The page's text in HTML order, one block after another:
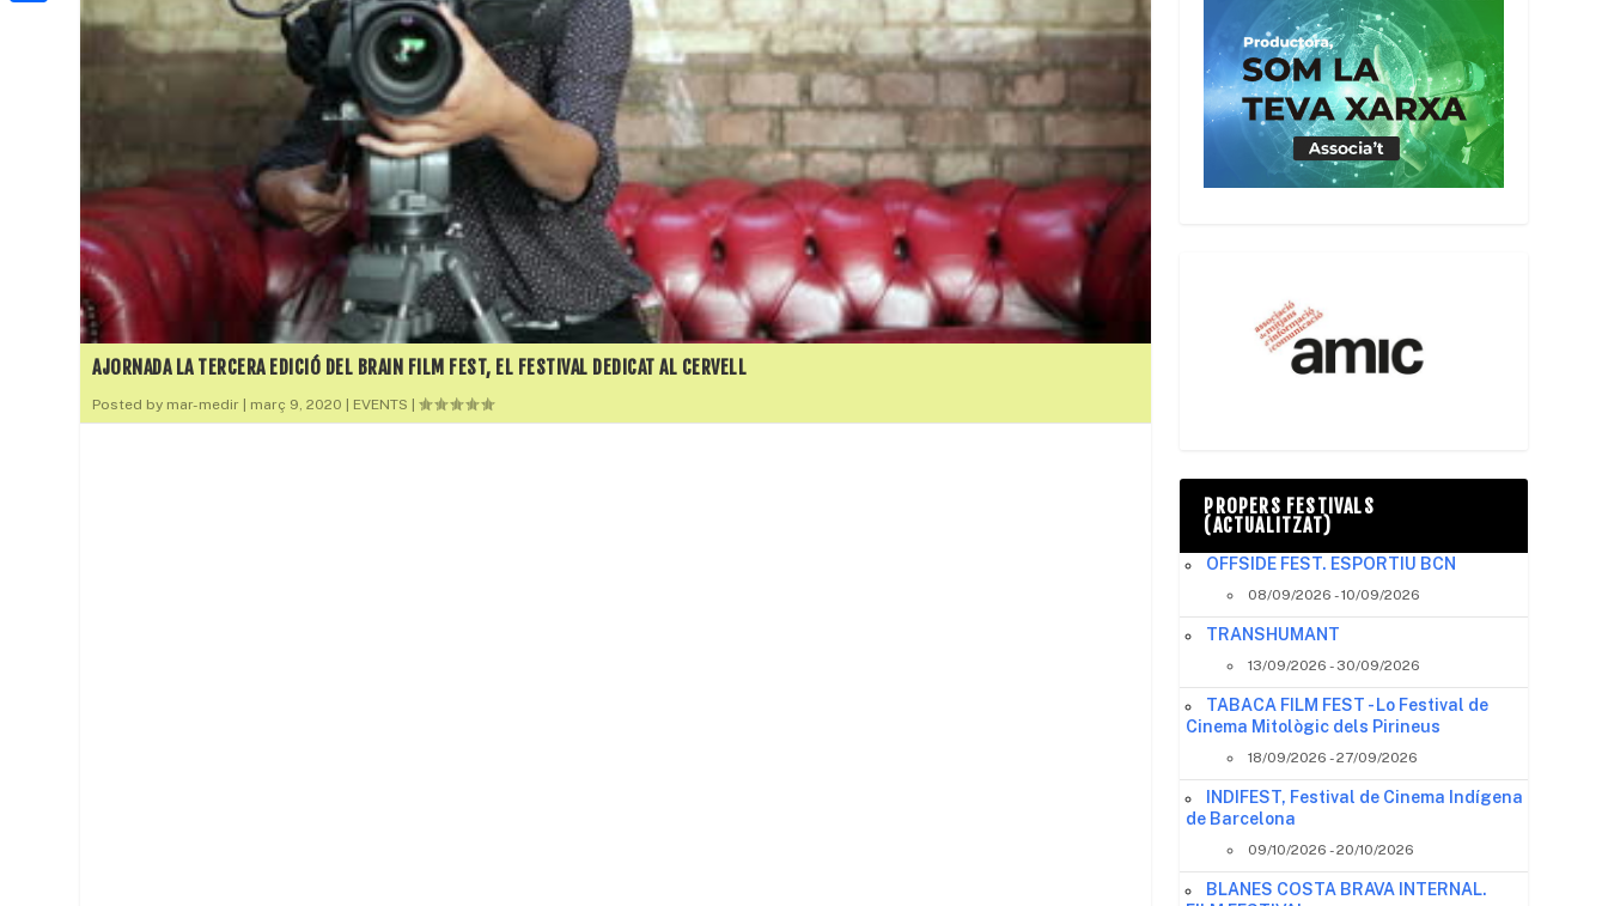
AJORNADA LA TERCERA EDICIÓ DEL BRAIN FILM FEST, EL FESTIVAL DEDICAT AL CERVELL
Posted by mar-medir | març 9, 2020 | EVENTS |
PROPERS FESTIVALS
(ACTUALITZAT)
OFFSIDE FEST. ESPORTIU BCN
08/09/2026 - 10/09/2026
TRANSHUMANT
13/09/2026 - 30/09/2026
TABACA FILM FEST - Lo Festival de
Cinema Mitològic dels Pirineus
18/09/2026 - 27/09/2026
INDIFEST, Festival de Cinema Indígena
de Barcelona
09/10/2026 - 20/10/2026
BLANES COSTA BRAVA INTERNAL.
h